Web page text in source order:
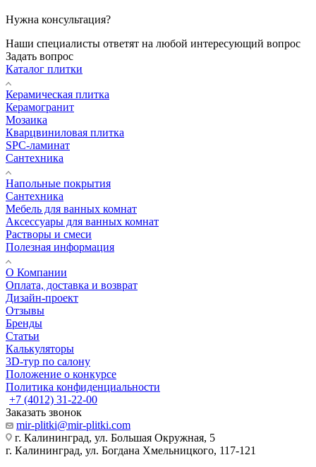
Нужна консультация?
Наши специалисты ответят на любой интересующий вопрос
Задать вопрос
Каталог плитки
Керамическая плитка
Керамогранит
Мозаика
Кварцвиниловая плитка
SPC-ламинат
Сантехника
Напольные покрытия
Сантехника
Мебель для ванных комнат
Аксессуары для ванных комнат
Растворы и смеси
Полезная информация
О Компании
Оплата, доставка и возврат
Дизайн-проект
Отзывы
Бренды
Статьи
Калькуляторы
3D-тур по салону
Положение о конкурсе
Политика конфиденциальности
+7 (4012) 31-22-00
Заказать звонок
mir-plitki@mir-plitki.com
г. Калининград, ул. Большая Окружная, 5
г. Калининград, ул. Богдана Хмельницкого, 117-121